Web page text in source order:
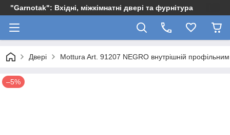
"Garnotak": Вхідні, міжкімнатні двері та фурнітура
Двері Mottura Art. 91207 NEGRO внутрішній
–5%